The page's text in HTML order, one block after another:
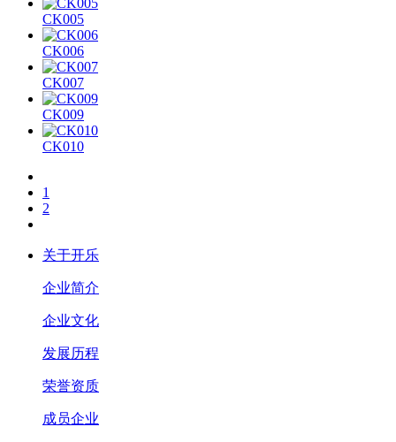
CK005
CK006
CK007
CK009
CK010
1
2
关于开乐
企业简介
企业文化
发展历程
荣誉资质
成员企业